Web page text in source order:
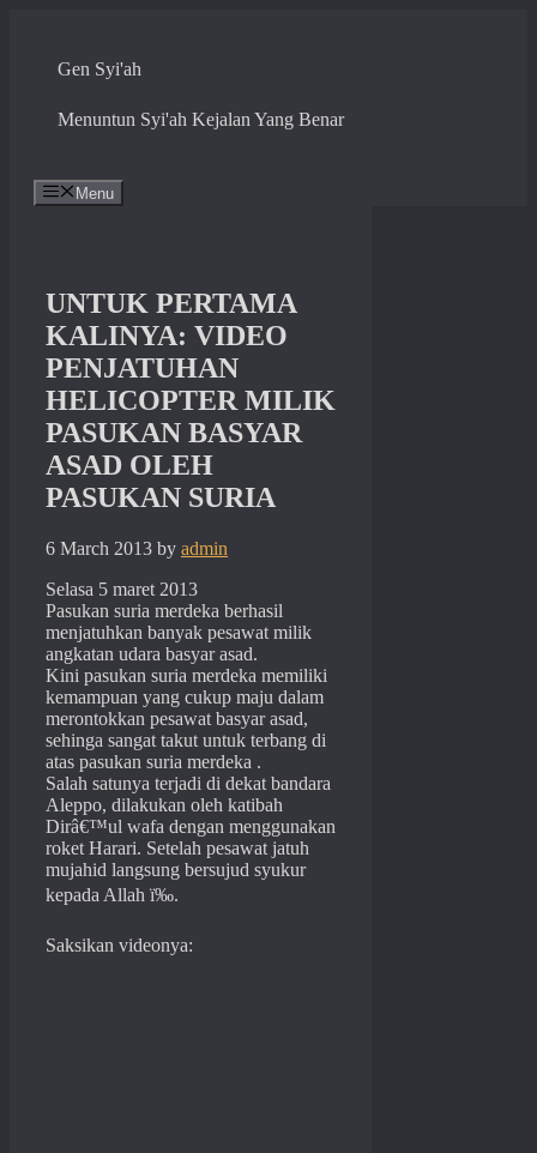
contentGen Syi'ah
Menuntun Syi'ah Kejalan Yang Benar
Menu
UNTUK PERTAMA
KALINYA: VIDEO
PENJATUHAN
HELICOPTER MILIK
PASUKAN BASYAR
ASAD OLEH
PASUKAN SURIA
6 March 2013 by admin
Selasa 5 maret 2013
Pasukan suria merdeka berhasil
menjatuhkan banyak pesawat milik
angkatan udara basyar asad.
Kini pasukan suria merdeka memiliki
kemampuan yang cukup maju dalam
merontokkan pesawat basyar asad,
sehinga sangat takut untuk terbang di
atas pasukan suria merdeka .
Salah satunya terjadi di dekat bandara
Aleppo, dilakukan oleh katibah
Dirâ€™ul wafa dengan menggunakan
roket Harari. Setelah pesawat jatuh
mujahid langsung bersujud syukur
kepada Allah ï‰.
Saksikan videonya: